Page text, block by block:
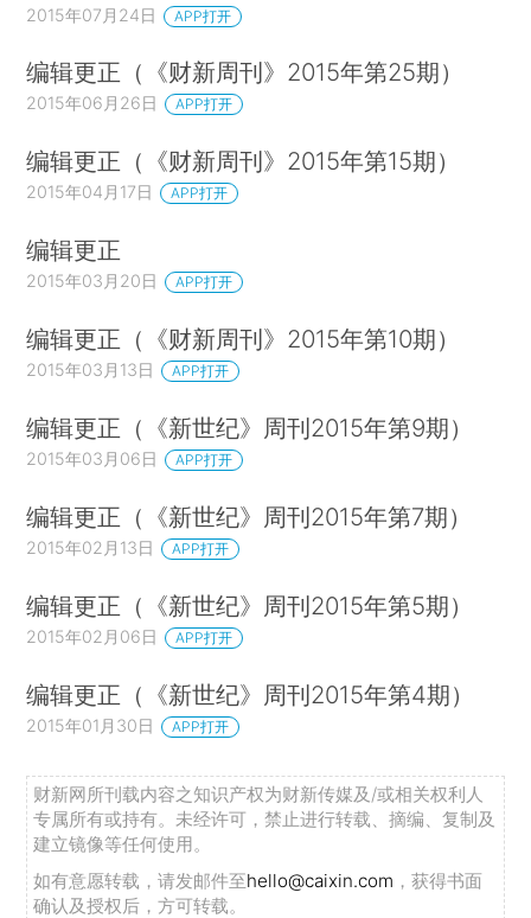
2015年07月24日 APP打开
编辑更正（《财新周刊》2015年第25期）
2015年06月26日 APP打开
编辑更正（《财新周刊》2015年第15期）
2015年04月17日 APP打开
编辑更正
2015年03月20日 APP打开
编辑更正（《财新周刊》2015年第10期）
2015年03月13日 APP打开
编辑更正（《新世纪》周刊2015年第9期）
2015年03月06日 APP打开
编辑更正（《新世纪》周刊2015年第7期）
2015年02月13日 APP打开
编辑更正（《新世纪》周刊2015年第5期）
2015年02月06日 APP打开
编辑更正（《新世纪》周刊2015年第4期）
2015年01月30日 APP打开
财新网所刊载内容之知识产权为财新传媒及/或相关权利人
专属所有或持有。未经许可，禁止进行转载、摘编、复制及
建立镜像等任何使用。
如有意愿转载，请发邮件至hello@caixin.com ，获得书面
确认及授权后，方可转载。